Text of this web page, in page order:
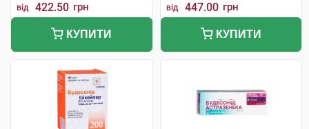
від 422.50 грн
КУПИТИ
від 447.00 грн
КУПИТИ